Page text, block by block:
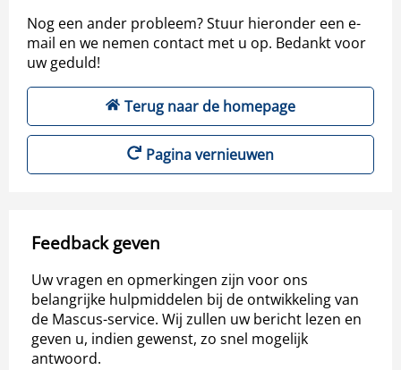
Nog een ander probleem? Stuur hieronder een e-
mail en we nemen contact met u op. Bedankt voor
uw geduld!
Terug naar de homepage
Pagina vernieuwen
Feedback geven
Uw vragen en opmerkingen zijn voor ons
belangrijke hulpmiddelen bij de ontwikkeling van
de Mascus-service. Wij zullen uw bericht lezen en
geven u, indien gewenst, zo snel mogelijk
antwoord.